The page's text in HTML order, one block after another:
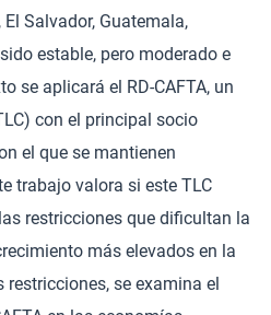
Salvador, Guatemala,
estable, pero moderado e
se aplicará el RD-CAFTA, un
con el principal socio
el que se mantienen
trabajo valora si este TLC
restricciones que dificultan la
más elevados en la
se examina el